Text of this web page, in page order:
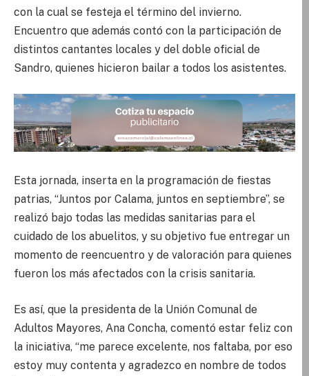
con la cual se festeja el término del invierno.
Encuentro que además contó con la participación de
distintos cantantes locales y del doble oficial de
Sandro, quienes hicieron bailar a todos los asistentes.
Esta jornada, inserta en la programación de fiestas
patrias, “Juntos por Calama, juntos en septiembre”, se
realizó bajo todas las medidas sanitarias para el
cuidado de los abuelitos, y su objetivo fue entregar un
momento de reencuentro y de valoración para quienes
fueron los más afectados con la crisis sanitaria.
Es así, que la presidenta de la Unión Comunal de
Adultos Mayores, Ana Concha, comentó estar feliz con
la iniciativa, “me parece excelente, nos faltaba, por eso
estoy muy contenta y agradezco en nombre de todos